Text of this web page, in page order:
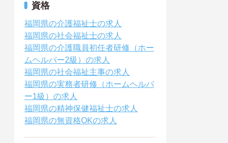
資格
福岡県の介護福祉士の求人
福岡県の社会福祉士の求人
福岡県の介護職員初任者研修（ホー
ムヘルパー2級）の求人
福岡県の社会福祉主事の求人
福岡県の実務者研修（ホームヘルパ
ー1級）の求人
福岡県の精神保健福祉士の求人
福岡県の無資格OKの求人